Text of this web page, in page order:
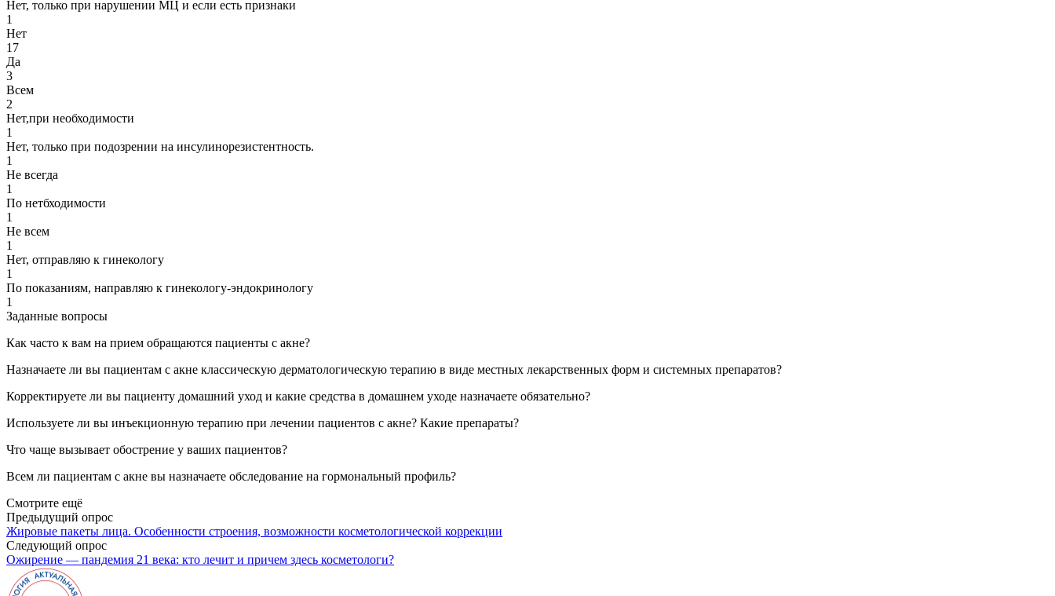
Нет, только при нарушении МЦ и если есть признаки
1
Нет
17
Да
3
Всем
2
Нет,при необходимости
1
Нет, только при подозрении на инсулинорезистентность.
1
Не всегда
1
По нетбходимости
1
Не всем
1
Нет, отправляю к гинекологу
1
По показаниям, направляю к гинекологу-эндокринологу
1
Заданные вопросы
Как часто к вам на прием обращаются пациенты с акне?
Назначаете ли вы пациентам с акне классическую дерматологическую терапию в виде местных лекарственных форм и системных препаратов?
Корректируете ли вы пациенту домашний уход и какие средства в домашнем уходе назначаете обязательно?
Используете ли вы инъекционную терапию при лечении пациентов с акне? Какие препараты?
Что чаще вызывает обострение у ваших пациентов?
Всем ли пациентам с акне вы назначаете обследование на гормональный профиль?
Смотрите ещё
Предыдущий опрос
Жировые пакеты лица. Особенности строения, возможности косметологической коррекции
Следующий опрос
Ожирение — пандемия 21 века: кто лечит и причем здесь косметологи?